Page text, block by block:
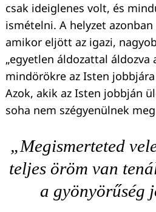
csak ideiglenes volt, és
ismételni. A helyzet
amikor eljött az igazi,
„egyetlen áldozattal áldozva
mindörökre az Isten jobbjára
Azok, akik az Isten jobbján
soha nem szégyenülnek
„Megismerteted
teljes öröm van
a gyönyörűség